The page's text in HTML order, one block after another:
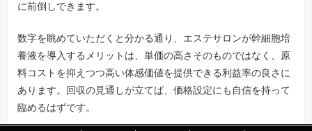
に前倒しできます。
数字を眺めていただくと分かる通り、エステサロンが幹細胞培
養液を導入するメリットは、単価の高さそのものではなく、原
料コストを抑えつつ高い体感価値を提供できる利益率の良さに
あります。回収の見通しが立てば、価格設定にも自信を持って
臨めるはずです。